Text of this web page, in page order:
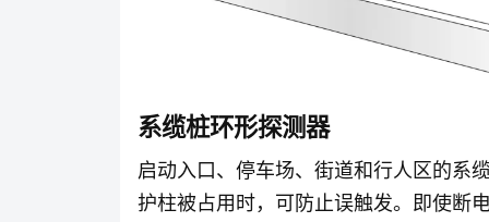
系缆桩环形探测器
启动入口、停车场、街道和行人区的系
护柱被占用时，可防止误触发。即使断